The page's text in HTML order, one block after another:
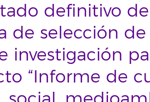
definitivo
de selección
investigación
“Informe de